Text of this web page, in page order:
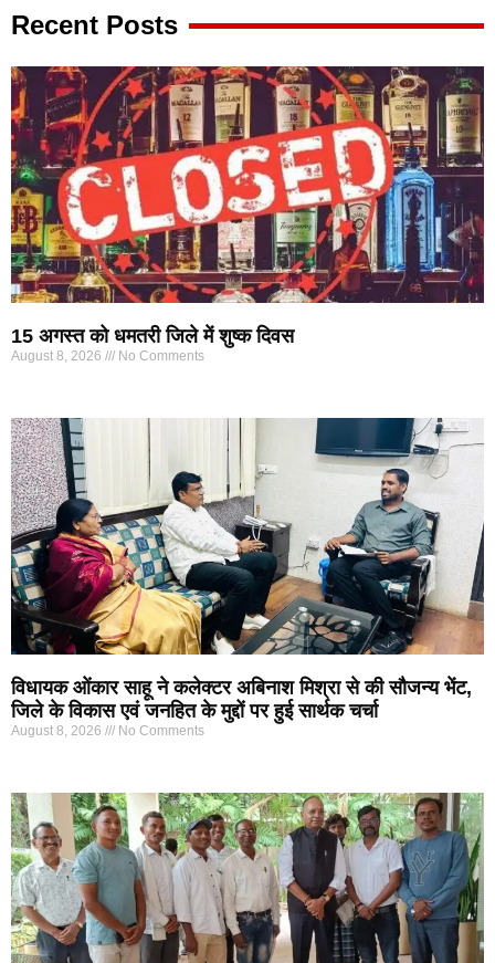
Recent Posts
15 अगस्त को धमतरी जिले में शुष्क दिवस
August 8, 2026 No Comments
विधायक ओंकार साहू ने कलेक्टर अबिनाश मिश्रा से की सौजन्य भेंट,
जिले के विकास एवं जनहित के मुद्दों पर हुई सार्थक चर्चा
August 8, 2026 No Comments